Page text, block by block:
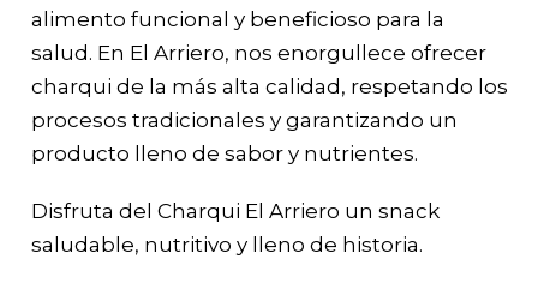
alimento funcional y beneficioso para la
salud. En El Arriero, nos enorgullece ofrecer
charqui de la más alta calidad, respetando los
procesos tradicionales y garantizando un
producto lleno de sabor y nutrientes.
Disfruta del Charqui El Arriero un snack
saludable, nutritivo y lleno de historia.